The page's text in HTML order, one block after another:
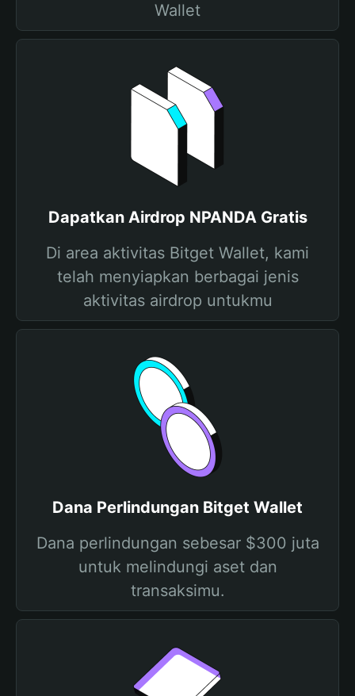
Wallet
Dapatkan Airdrop NPANDA Gratis
Di area aktivitas Bitget Wallet, kami
telah menyiapkan berbagai jenis
aktivitas airdrop untukmu
Dana Perlindungan Bitget Wallet
Dana perlindungan sebesar $300 juta
untuk melindungi aset dan
transaksimu.